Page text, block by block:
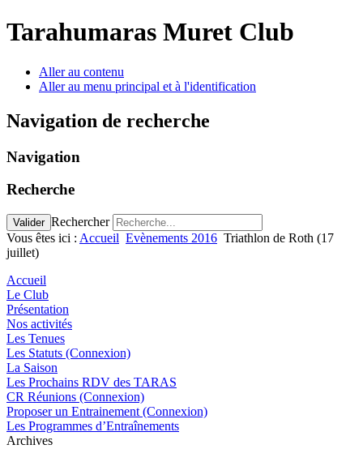
Tarahumaras Muret Club
Aller au contenu
Aller au menu principal et à l'identification
Navigation de recherche
Navigation
Recherche
Valider Rechercher
Vous êtes ici : Accueil Evènements 2016 Triathlon de Roth (17
juillet)
Accueil
Le Club
Présentation
Nos activités
Les Tenues
Les Statuts (Connexion)
La Saison
Les Prochains RDV des TARAS
CR Réunions (Connexion)
Proposer un Entrainement (Connexion)
Les Programmes d’Entraînements
Archives